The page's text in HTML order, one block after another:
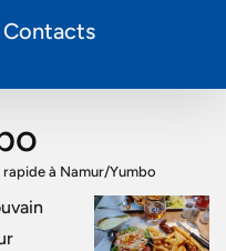
Contacts
à Namur/Yumbo